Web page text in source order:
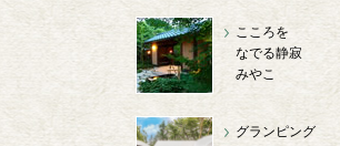
こころを
なでる静寂
みやこ
グランピング